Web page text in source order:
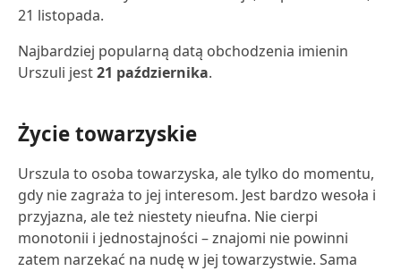
21 listopada.
Najbardziej popularną datą obchodzenia imienin
Urszuli jest21 października.
Życie towarzyskie
Urszula to osoba towarzyska, ale tylko do momentu,
gdy nie zagraża to jej interesom. Jest bardzo wesoła i
przyjazna, ale też niestety nieufna. Nie cierpi
monotonii i jednostajności – znajomi nie powinni
zatem narzekać na nudę w jej towarzystwie. Sama